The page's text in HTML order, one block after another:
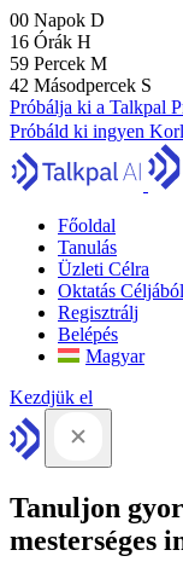
00 Napok D
16 Órák H
59 Percek M
41 Másodpercek S
Próbálja ki a Talkpal
Próbáld ki ingyen
Főoldal
Tanulás
Üzleti Célra
Oktatás Céljából
Regisztrálj
Belépés
Magyar
Kezdjük el
Tanuljon
mesterséges